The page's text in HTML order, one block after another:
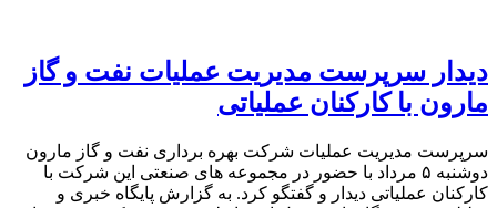
دیدار سرپرست مدیریت عملیات نفت و گاز
مارون با کارکنان عملیاتی
سرپرست مدیریت عملیات شرکت بهره برداری نفت و گاز مارون
دوشنبه ۵ مرداد با حضور در مجموعه های صنعتی این شرکت با
کارکنان عملیاتی دیدار و گفتگو کرد. به گزارش پایگاه خبری و